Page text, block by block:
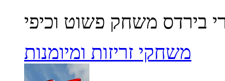
משחקי זריזות ומיומנות